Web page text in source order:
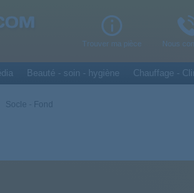
Trouver ma pièce Nous
Beauté - soin - hygiène Chauffage -
Socle - Fond